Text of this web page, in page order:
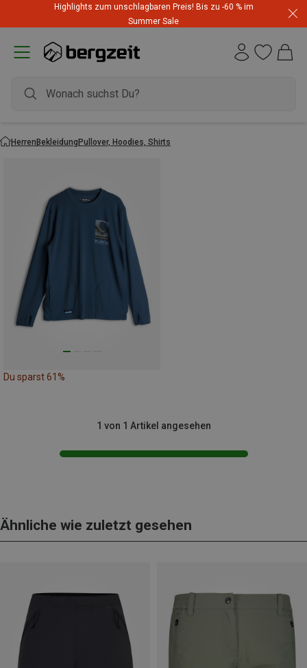
Highlights zum unschlagbaren Preis! Bis zu -60 % im
Summer Sale
HerrenBekleidungPullover, Hoodies, Shirts
Du sparst 61%
1 von 1 Artikel angesehen
Ähnliche wie zuletzt gesehen